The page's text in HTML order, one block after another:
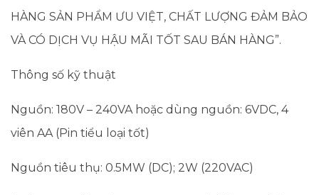
HÀNG SẢN PHẨM ƯU VIỆT, CHẤT LƯỢNG ĐẢM BẢO
VÀ CÓ DỊCH VỤ HẬU MÃI TỐT SAU BÁN HÀNG”.
Thông số kỹ thuật
Nguồn: 180V – 240VA hoặc dùng nguồn: 6VDC, 4
viên AA (Pin tiểu loại tốt)
Nguồn tiêu thụ: 0.5MW (DC); 2W (220VAC)